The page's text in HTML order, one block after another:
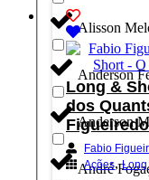
Alisson
Anderson
Anderson
André
Long &
dos
Fabio
Ações,Long